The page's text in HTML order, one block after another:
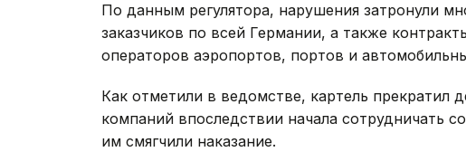
По данным регулятора, нарушения затронули
заказчиков по всей Германии, а также
операторов аэропортов, портов и
Как отметили в ведомстве, картель прекратил
компаний впоследствии начала сотрудничать
им смягчили наказание.